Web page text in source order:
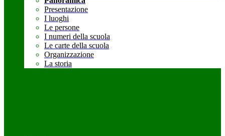
Presentazione
I luoghi
Le persone
I numeri della scuola
Le carte della scuola
Organizzazione
La storia